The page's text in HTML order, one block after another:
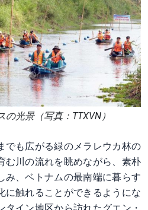
光景（写真：TTXVN）
でも広がる緑のメラレウカ林の
む川の流れを眺めながら、素朴
み、ベトナムの最南端に暮らす
に触れることができるようにな